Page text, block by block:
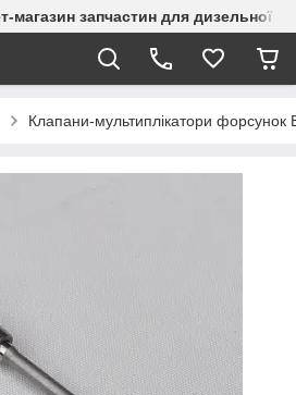
магазин запчастин для дизельної
Клапани-мультиплікатори форсунок